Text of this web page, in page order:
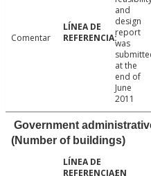
Comentar
and
design
report
was
at the
end of
June
2011
Government
(Number of buildings)